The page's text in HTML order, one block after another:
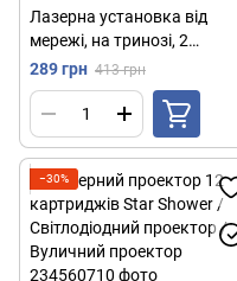
Лазерна установка від
мережі, на тринозі, 2
кольори (зелений,
червоний) + Пульт, RD-7197
/ Лазерний проектор
289 грн 413 грн
−30%